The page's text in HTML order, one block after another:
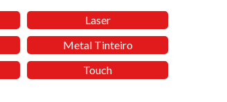
Laser
Metal Tinteiro
Touch